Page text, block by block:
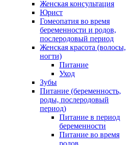
Женская консультация
Юрист
Гомеопатия во время
беременности и родов,
послеродовый период
Женская красота (волосы,
ногти)
Питание
Уход
Зубы
Питание (беременность,
роды, послеродовый
период)
Питание в период
беременности
Питание во время
родов